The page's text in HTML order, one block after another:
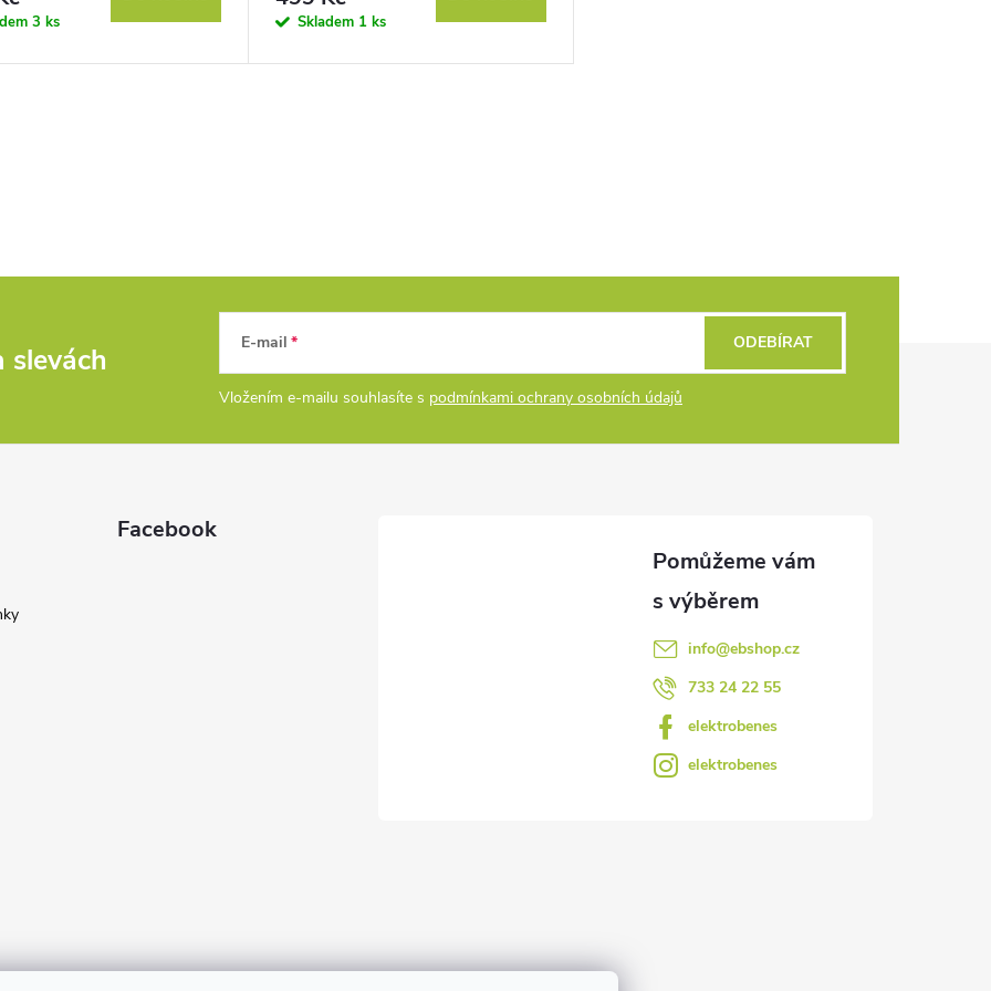
3 ks Skladem 1 ks
slevách E-mail
Vložením e-mailu souhlasíte s podmínkami ochrany osobních údajů
ODEBÍRAT
Facebook
info@ebshop.cz
733 24 22 55
elektrobenes
elektrobenes